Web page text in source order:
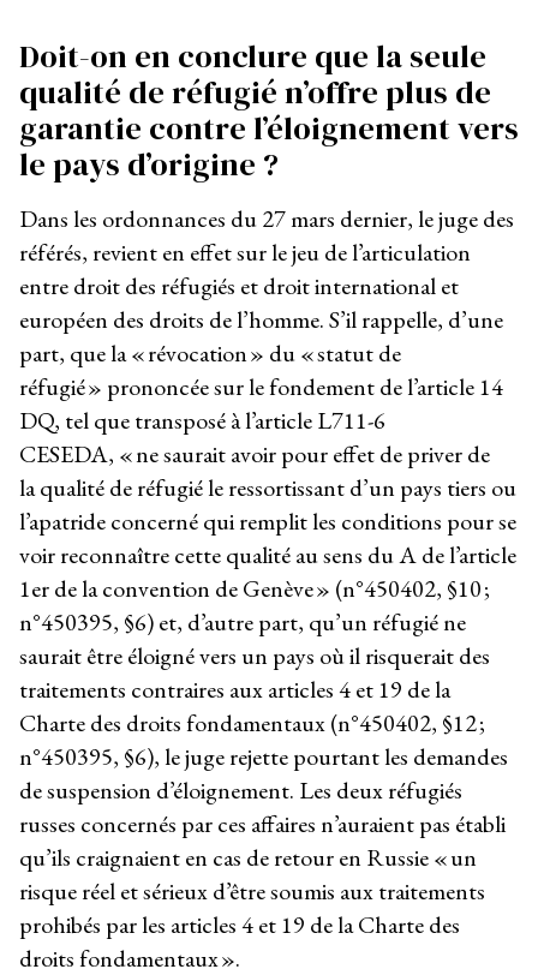
Doit-on en conclure que la seule
qualité de réfugié n’offre plus de
garantie contre l’éloignement vers
le pays d’origine ?
Dans les ordonnances du 27 mars dernier, le juge des
référés, revient en effet sur le jeu de l’articulation
entre droit des réfugiés et droit international et
européen des droits de l’homme. S’il rappelle, d’une
part, que la « révocation » du « statut de
réfugié » prononcée sur le fondement de l’article 14
DQ, tel que transposé à l’article L711-6
CESEDA, « ne saurait avoir pour effet de priver de
la qualité de réfugié le ressortissant d’un pays tiers ou
l’apatride concerné qui remplit les conditions pour se
voir reconnaître cette qualité au sens du A de l’article
1er de la convention de Genève » (n°450402, §10 ;
n°450395, §6) et, d’autre part, qu’un réfugié ne
saurait être éloigné vers un pays où il risquerait des
traitements contraires aux articles 4 et 19 de la
Charte des droits fondamentaux (n°450402, §12 ;
n°450395, §6), le juge rejette pourtant les demandes
de suspension d’éloignement. Les deux réfugiés
russes concernés par ces affaires n’auraient pas établi
qu’ils craignaient en cas de retour en Russie « un
risque réel et sérieux d’être soumis aux traitements
prohibés par les articles 4 et 19 de la Charte des
droits fondamentaux ».